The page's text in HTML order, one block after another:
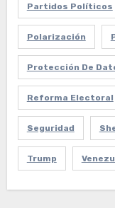
Partidos Políticos
Polarización
Protección De
Reforma Electoral
Seguridad
Trump